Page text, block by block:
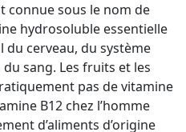
connue sous le nom de
hydrosoluble essentielle
cerveau, du système
sang. Les fruits et les
pas de vitamine
B12 chez l’homme
d’aliments d’origine